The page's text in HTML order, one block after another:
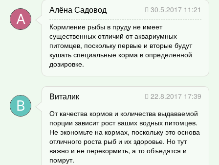
Алёна Садовод
30.5.2017 11:21
Кормление рыбы в пруду не имеет
существенных отличий от аквариумных
питомцев, поскольку первые и вторые будут
кушать специальные корма в определенной
дозировке.
Виталик
22.8.2017 17:39
От качества кормов и количества выдаваемой
порции зависит рост ваших водных питомцев.
Не экономьте на кормах, поскольку это основа
отличного роста рыб и их здоровье. Но тут
важно и не перекормить, а то объедятся и
помрут.